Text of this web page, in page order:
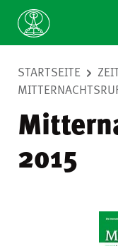
STARTSEITE
2015